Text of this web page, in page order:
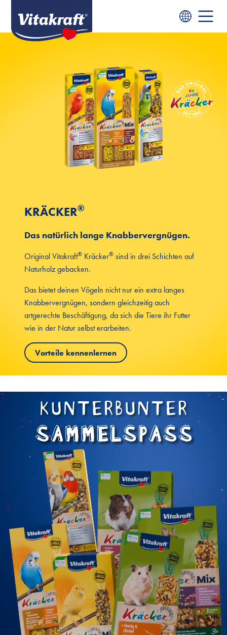
KRÄCKER®
Das natürlich lange Knabbervergnügen.
Original Vitakraft® Kräcker® sind in drei Schichten auf
Naturholz gebacken.
Das bietet deinen Vögeln nicht nur ein extra langes
Knabbervergnügen, sondern gleichzeitig auch
artgerechte Beschäftigung, da sich die Tiere ihr Futter
wie in der Natur selbst erarbeiten.
Vorteile kennenlernen